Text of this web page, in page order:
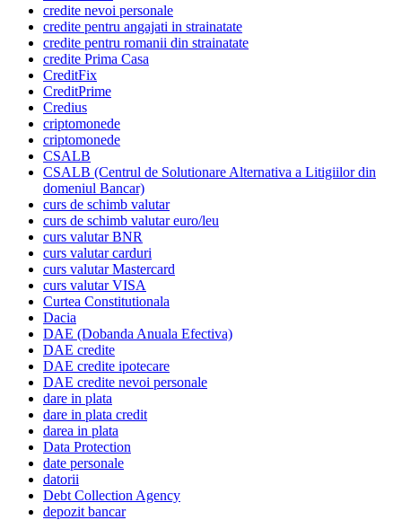
credite nevoi personale
credite pentru angajati in strainatate
credite pentru romanii din strainatate
credite Prima Casa
CreditFix
CreditPrime
Credius
criptomonede
criptomonede
CSALB
CSALB (Centrul de Solutionare Alternativa a Litigiilor din
domeniul Bancar)
curs de schimb valutar
curs de schimb valutar euro/leu
curs valutar BNR
curs valutar carduri
curs valutar Mastercard
curs valutar VISA
Curtea Constitutionala
Dacia
DAE (Dobanda Anuala Efectiva)
DAE credite
DAE credite ipotecare
DAE credite nevoi personale
dare in plata
dare in plata credit
darea in plata
Data Protection
date personale
datorii
Debt Collection Agency
depozit bancar